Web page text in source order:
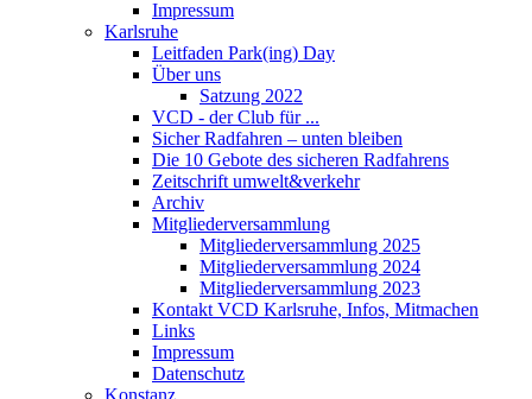
Impressum
Karlsruhe
Leitfaden Park(ing) Day
Über uns
Satzung 2022
VCD - der Club für ...
Sicher Radfahren – unten bleiben
Die 10 Gebote des sicheren Radfahrens
Zeitschrift umwelt&verkehr
Archiv
Mitgliederversammlung
Mitgliederversammlung 2025
Mitgliederversammlung 2024
Mitgliederversammlung 2023
Kontakt VCD Karlsruhe, Infos, Mitmachen
Links
Impressum
Datenschutz
Konstanz